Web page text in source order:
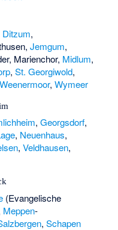
Ditzum,
Jemgum,
, Marienchor, Midlum,
, St. Georgiwold,
Weenermoor, Wymeer
, Georgsdorf,
, Neuenhaus,
, Veldhausen,
(Evangelische
Meppen-
, Schapen